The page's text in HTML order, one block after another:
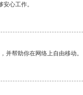
心工作。
并帮助你在网络上自由移动。